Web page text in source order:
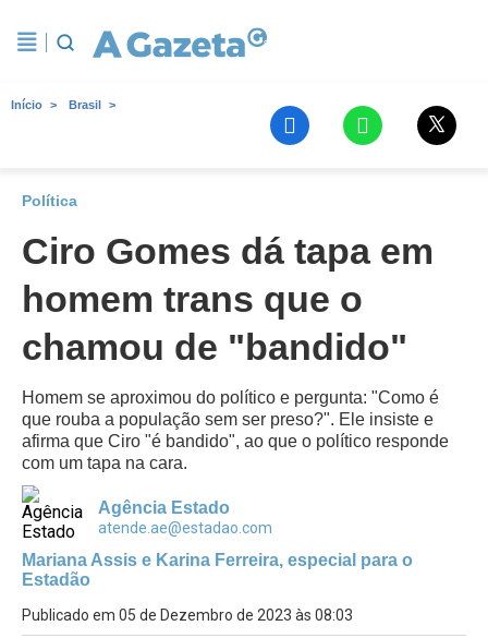
Início Brasil
Política
Ciro Gomes dá tapa em
homem trans que o
chamou de "bandido"
Homem se aproximou do político e pergunta: "Como é
que rouba a população sem ser preso?". Ele insiste e
afirma que Ciro "é bandido", ao que o político responde
com um tapa na cara.
Agência Estado
atende.ae@estadao.com
Mariana Assis e Karina Ferreira, especial para o
Estadão
Publicado em 05 de Dezembro de 2023 às 08:03